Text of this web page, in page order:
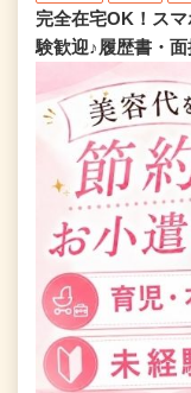
完全在宅OK！ス
験歓迎♪履歴書・